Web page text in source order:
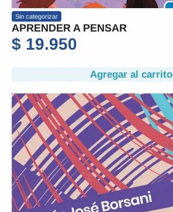
Sin categorizar
APRENDER A PENSAR
$ 19.950
Agregar al carrito